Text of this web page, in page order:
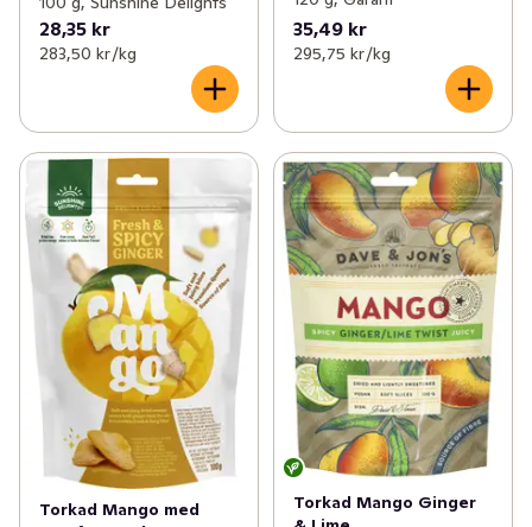
28,35 kr
283,50 kr /kg
35,49 kr
295,75 kr /kg
Torkad Mango med
Torkad Mango Ginger